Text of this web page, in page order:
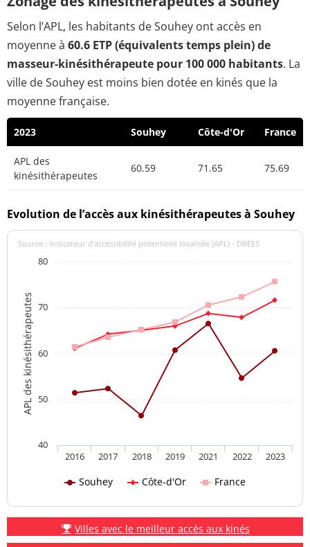
Selon l’APL, les habitants de Souhey ont accès en
moyenne à 60.6 ETP (équivalents temps plein) de
masseur-kinésithérapeute pour 100 000 habitants. La
ville de Souhey est moins bien dotée en kinés que la
moyenne française.
2023 Souhey Côte-d'Or France
APL des
kinésithérapeutes
60.59 71.65 75.69
Evolution de l’accès aux kinésithérapeutes à Souhey
APL des kinésithérapeutes
Source : indicateur d’accessibilité potentielle localisée (APL) - DREES
Souhey Côte-d'Or France
2016 2017 2018 2019 2021 2022 2023
40
50
60
70
80
Villes avec le meilleur accès aux kinés